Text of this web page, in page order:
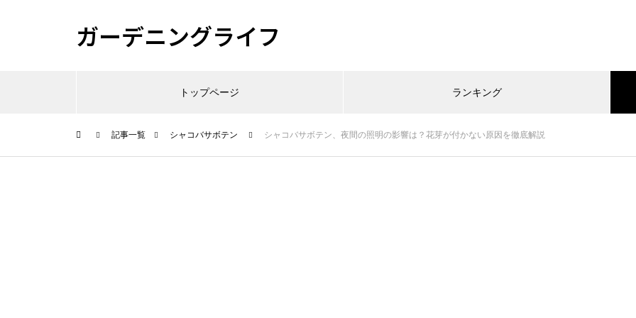
ガーデニングライフ
トップページ ランキング
記事一覧 シャコバサボテン シャコバサボテン、夜間の照明の影響は？花芽が付かない原因を徹底解説